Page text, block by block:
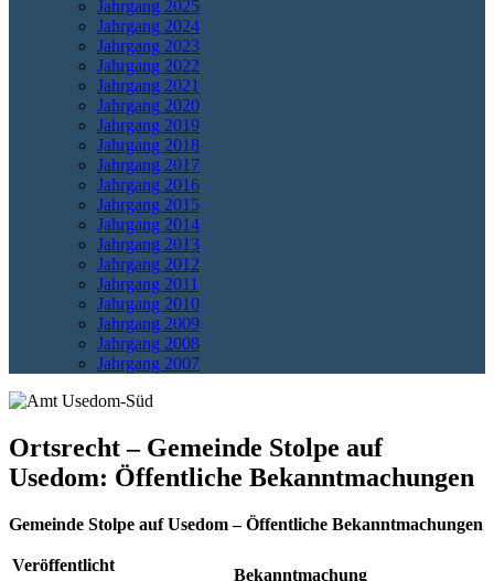
Jahrgang 2025
Jahrgang 2024
Jahrgang 2023
Jahrgang 2022
Jahrgang 2021
Jahrgang 2020
Jahrgang 2019
Jahrgang 2018
Jahrgang 2017
Jahrgang 2016
Jahrgang 2015
Jahrgang 2014
Jahrgang 2013
Jahrgang 2012
Jahrgang 2011
Jahrgang 2010
Jahrgang 2009
Jahrgang 2008
Jahrgang 2007
Ortsrecht – Gemeinde Stolpe auf
Usedom: Öffentliche Bekanntmachungen
Gemeinde Stolpe auf Usedom – Öffentliche Bekanntmachungen
Veröffentlicht
Bekanntmachung